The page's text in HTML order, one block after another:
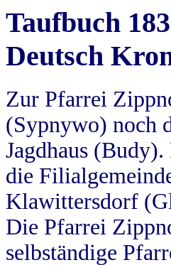
Taufbuch
Deutsch
Zur Pfarrei
(Sypnywo) noch
Jagdhaus
die
Klawittersdorf
Die Pfarrei
selbständige